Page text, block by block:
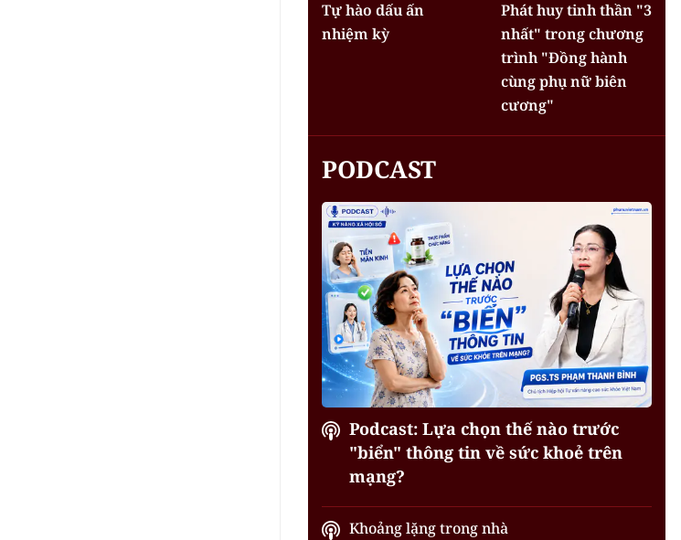
Tự hào dấu ấn
nhiệm kỳ
Phát huy tinh thần "3
nhất" trong chương
trình "Đồng hành
cùng phụ nữ biên
cương"
PODCAST
Podcast: Lựa chọn thế nào trước
"biển" thông tin về sức khoẻ trên
mạng?
Khoảng lặng trong nhà